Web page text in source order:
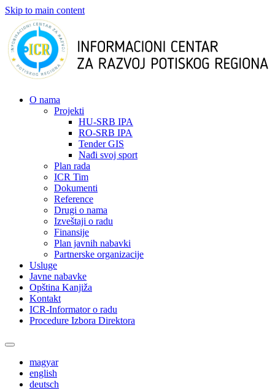
Skip to main content
О nama
Projekti
HU-SRB IPA
RO-SRB IPA
Tender GIS
Nađi svoj sport
Plan rada
ICR Tim
Dokumenti
Reference
Drugi o nama
Izveštaji o radu
Finansije
Plan javnih nabavki
Partnerske organizacije
Usluge
Javne nabavke
Opština Kanjiža
Kontakt
ICR-Informator o radu
Procedure Izbora Direktora
magyar
english
deutsch